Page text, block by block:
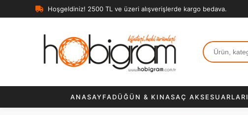
Hoşgeldiniz! 2500 TL ve üzeri alışverişlerde kargo bedava.
ANASAYFADÜĞÜN & KINASAÇ AKSESUARLARI